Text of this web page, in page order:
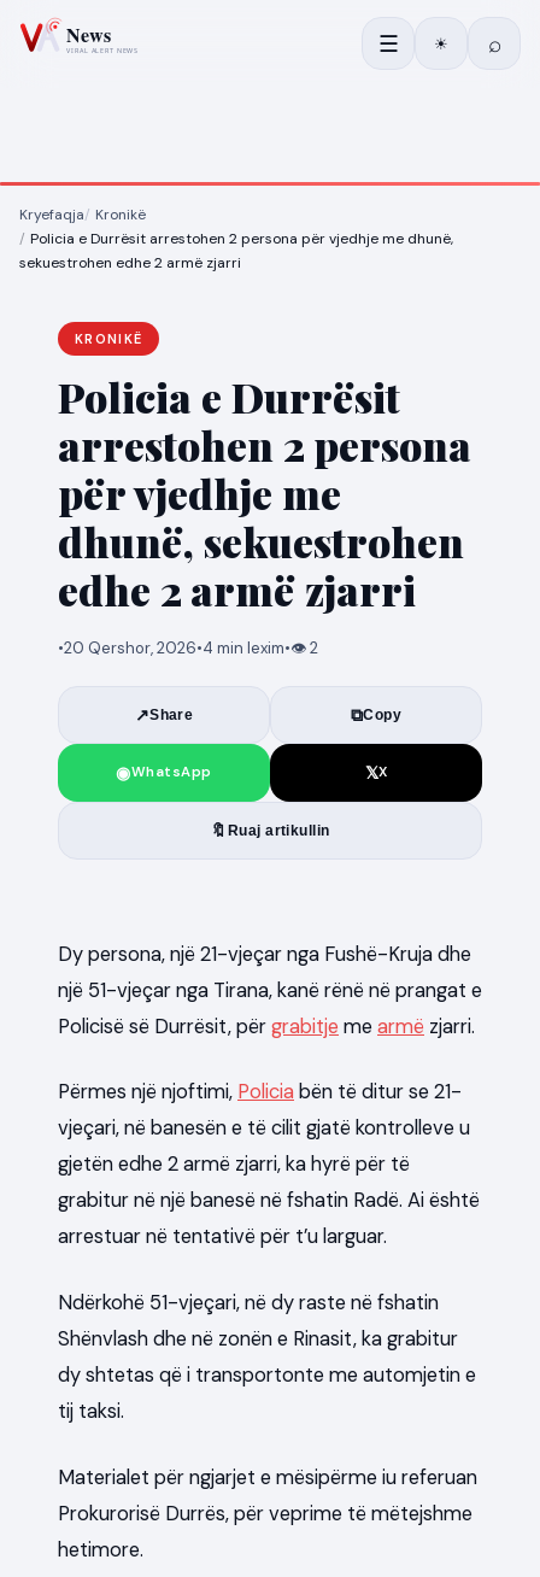
☰ ☀ ⌕
Kryefaqja
Kronikë
Policia e Durrësit arrestohen 2 persona për vjedhje me dhunë,
sekuestrohen edhe 2 armë zjarri
KRONIKË
Policia e Durrësit
arrestohen 2 persona
për vjedhje me
dhunë, sekuestrohen
edhe 2 armë zjarri
•20 Qershor, 2026•4 min lexim•👁2
↗Share ⧉Copy
◉WhatsApp 𝕏X
🔖 Ruaj artikullin
Dy persona, një 21-vjeçar nga Fushë-Kruja dhe
një 51-vjeçar nga Tirana, kanë rënë në prangat e
Policisë së Durrësit, përgrabitje me armë zjarri.
Përmes një njoftimi, Policia bën të ditur se 21-
vjeçari, në banesën e të cilit gjatë kontrolleve u
gjetën edhe 2 armë zjarri, ka hyrë për të
grabitur në një banesë në fshatin Radë. Ai është
arrestuar në tentativë për t’u larguar.
Ndërkohë 51-vjeçari, në dy raste në fshatin
Shënvlash dhe në zonën e Rinasit, ka grabitur
dy shtetas që i transportonte me automjetin e
tij taksi.
Materialet për ngjarjet e mësipërme iu referuan
Prokurorisë Durrës, për veprime të mëtejshme
hetimore.